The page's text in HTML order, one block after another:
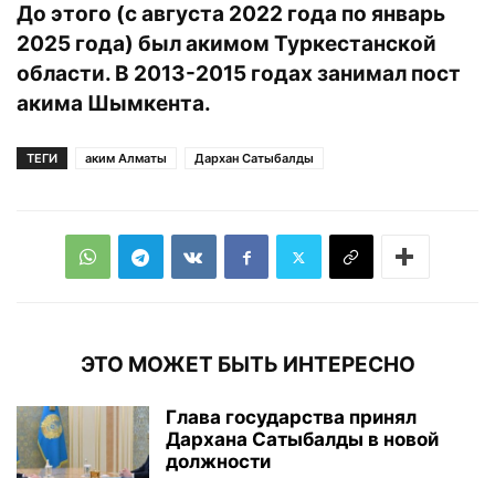
До этого (с августа 2022 года по январь
2025 года) был акимом Туркестанской
области. В 2013-2015 годах занимал пост
акима Шымкента.
ТЕГИ аким Алматы Дархан Сатыбалды
ЭТО МОЖЕТ БЫТЬ ИНТЕРЕСНО
Глава государства принял
Дархана Сатыбалды в новой
должности